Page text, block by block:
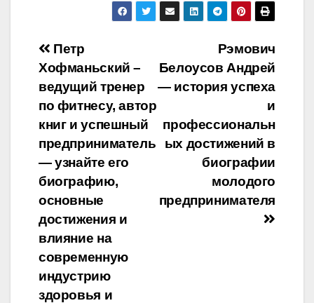
Навигация
по
записям
Рэмович
Белоусов Андрей
— история успеха
и
профессиональн
ых достижений в
биографии
молодого
предпринимателя
Петр
Хофманьский –
ведущий тренер
по фитнесу, автор
книг и успешный
предприниматель
— узнайте его
биографию,
основные
достижения и
влияние на
современную
индустрию
здоровья и